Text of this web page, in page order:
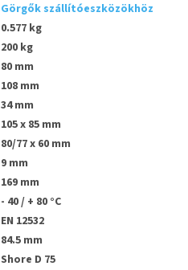
Görgők szállítóeszközökhöz
0.577 kg
200 kg
80 mm
108 mm
34 mm
105 x 85 mm
80/77 x 60 mm
9 mm
169 mm
- 40 / + 80 °C
EN 12532
84.5 mm
Shore D 75